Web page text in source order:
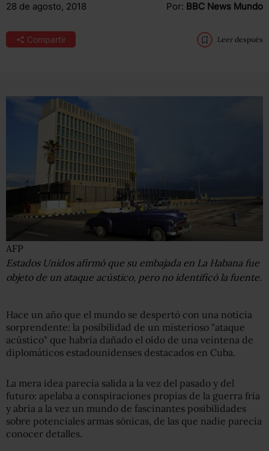
28 de agosto, 2018 Por: BBC News Mundo
Compartir Leer después
AFP
Estados Unidos afirmó que su embajada en La Habana fue
objeto de un ataque acústico, pero no identificó la fuente.
Hace un año que el mundo se despertó con una noticia
sorprendente: la posibilidad de un misterioso "ataque
acústico" que habría dañado el oído de una veintena de
diplomáticos estadounidenses destacados en Cuba.
La mera idea parecía salida a la vez del pasado y del
futuro: apelaba a conspiraciones propias de la guerra fría
y abría a la vez un mundo de fascinantes posibilidades
sobre potenciales armas sónicas, de las que nadie parecía
conocer detalles.